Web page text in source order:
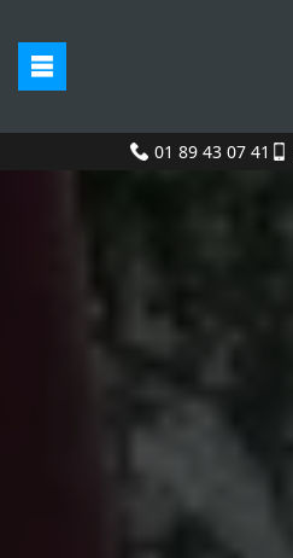
01 89 43 07 41